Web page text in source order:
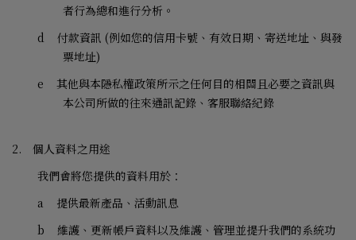
者行為總和進行分析。
d
付款資訊 (例如您的信用卡號、有效日期、寄送地址、與發
票地址)
e
其他與本隱私權政策所示之任何目的相關且必要之資訊與
本公司所做的往來通訊記錄、客服聯絡紀錄
2.
個人資料之用途
我們會將您提供的資料用於：
a
提供最新產品、活動訊息
b
維護、更新帳戶資料以及維護、管理並提升我們的系統功